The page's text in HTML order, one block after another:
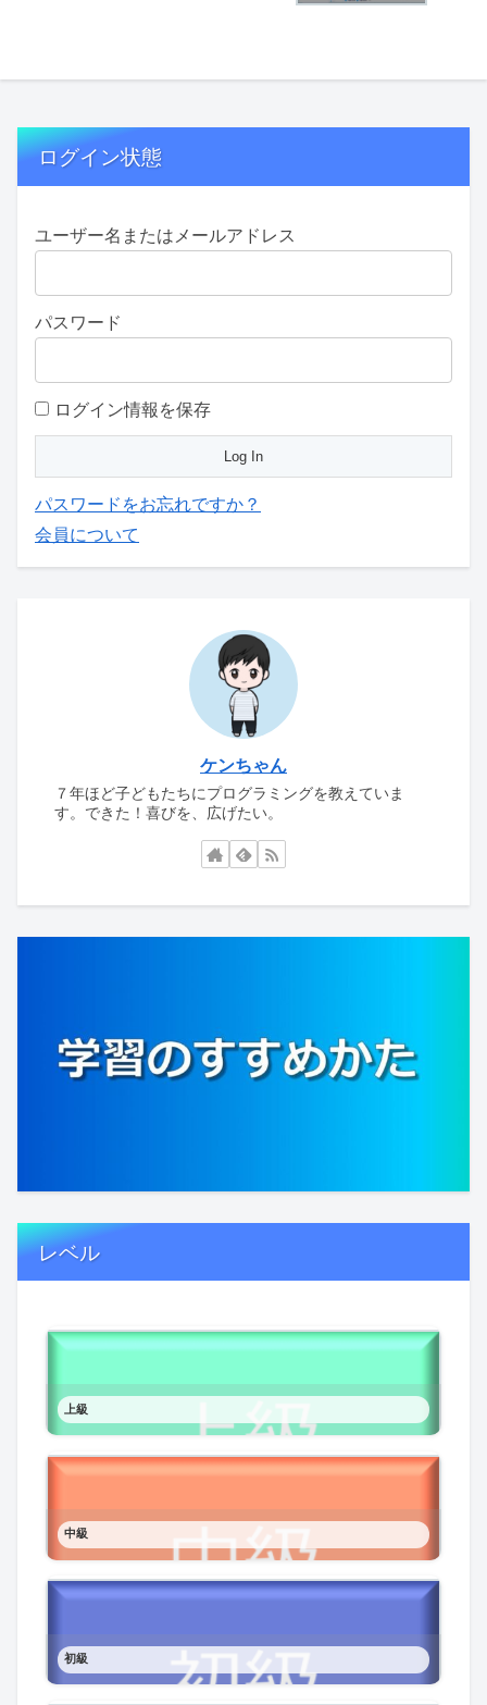
ログイン状態
ユーザー名またはメールアドレス
パスワード
ログイン情報を保存
パスワードをお忘れですか？
会員について
ケンちゃん
７年ほど子どもたちにプログラミングを教えていま
す。できた！喜びを、広げたい。
レベル
上級
中級
初級